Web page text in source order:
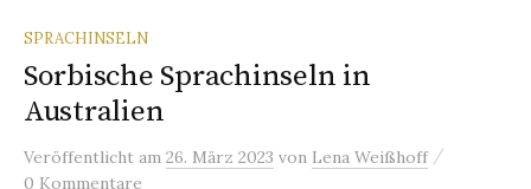
SPRACHINSELN
Sorbische Sprachinseln in
Australien
Veröffentlicht am 26. März 2023 von Lena Weißhoff /
0 Kommentare